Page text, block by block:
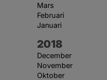
Mars
Februari
Januari
År:
2018
December
November
Oktober